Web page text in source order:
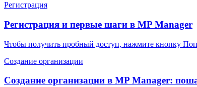
Регистрация
Регистрация и первые шаги в MP Manager
Чтобы получить пробный доступ, нажмите кнопку
Создание организации
Создание организации в MP Manager: